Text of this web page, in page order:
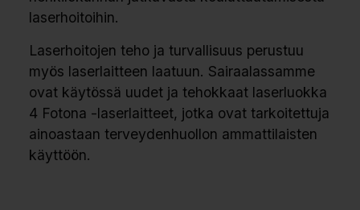
laserhoitoihin.
Laserhoitojen teho ja turvallisuus perustuu
myös laserlaitteen laatuun. Sairaalassamme
ovat käytössä uudet ja tehokkaat laserluokka
4 Fotona -laserlaitteet, jotka ovat tarkoitettuja
ainoastaan terveydenhuollon ammattilaisten
käyttöön.